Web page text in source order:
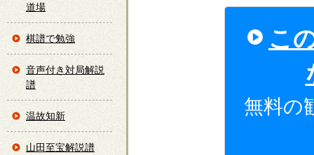
こ
無料の
道場
棋譜で勉強
音声付き対局解説
譜
温故知新
山田至宝解説譜